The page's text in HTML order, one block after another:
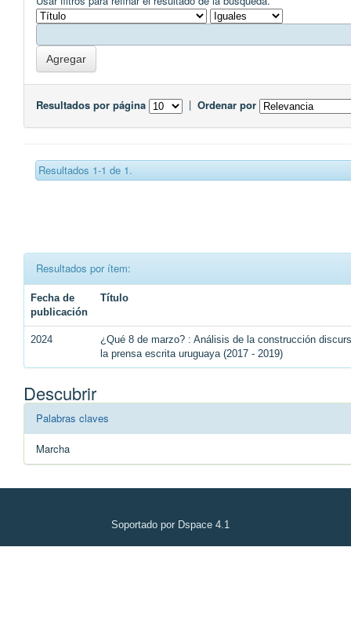
Resultados por página | Ordenar por
Resultados 1-1 de 1.
Resultados por ítem:
Fecha de
publicación
Título
2024
¿Qué 8 de marzo? : Análisis de la construcción
la prensa escrita uruguaya (2017 - 2019)
Descubrir
Palabras claves
Marcha
Soportado por Dspace 4.1